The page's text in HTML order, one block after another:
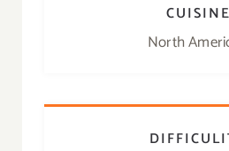
CUISINE
North